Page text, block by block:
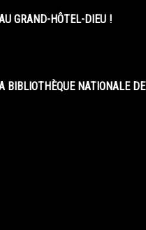
GRAND-HÔTEL-DIEU !
BIBLIOTHÈQUE NATIONALE